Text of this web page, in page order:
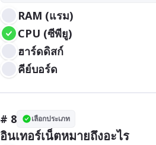
RAM (แรม)
CPU (ซีพียู)
ฮาร์ดดิสก์
คีย์บอร์ด
# 8 เลือกประเภท
อินเทอร์เน็ตหมายถึงอะไร